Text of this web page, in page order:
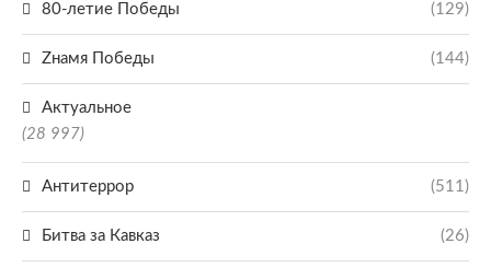
80-летие Победы (129)
Zнамя Победы (144)
Актуальное
(28 997)
Антитеррор (511)
Битва за Кавказ (26)